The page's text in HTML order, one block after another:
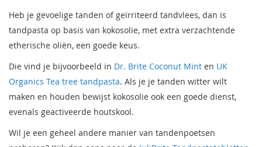
Heb je gevoelige tanden of geïrriteerd tandvlees, dan is
tandpasta op basis van kokosolie, met extra verzachtende
etherische oliën, een goede keus.
Die vind je bijvoorbeeld in Dr. Brite Coconut Mint en UK
Organics Tea tree tandpasta. Als je je tanden witter wilt
maken en houden bewijst kokosolie ook een goede dienst,
evenals geactiveerde houtskool.
Wil je een geheel andere manier van tandenpoetsen